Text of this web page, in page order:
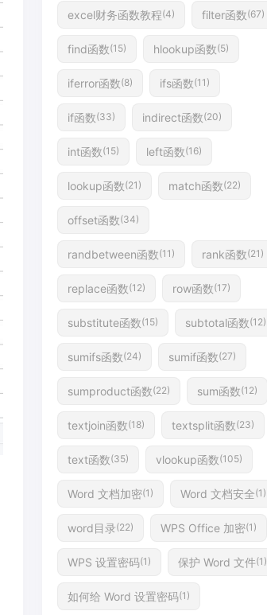
excel财务函数教程(4) filter函数(67)
find函数(15) hlookup函数(5)
iferror函数(8) ifs函数(11)
if函数(33) indirect函数(20)
int函数(15) left函数(16)
lookup函数(21) match函数(22)
offset函数(34)
randbetween函数(11) rank函数(21)
replace函数(12) row函数(17)
substitute函数(15) subtotal函数(12)
sumifs函数(24) sumif函数(27)
sumproduct函数(22) sum函数(12)
textjoin函数(18) textsplit函数(23)
text函数(35) vlookup函数(105)
Word 文档加密(1) Word 文档安全(1)
word目录(22) WPS Office 加密(1)
WPS 设置密码(1) 保护 Word 文件(1)
如何给 Word 设置密码(1)